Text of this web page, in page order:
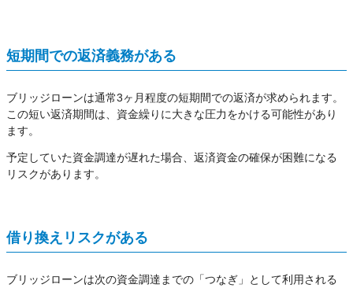
短期間での返済義務がある
ブリッジローンは通常3ヶ月程度の短期間での返済が求められます。
この短い返済期間は、資金繰りに大きな圧力をかける可能性があり
ます。
予定していた資金調達が遅れた場合、返済資金の確保が困難になる
リスクがあります。
借り換えリスクがある
ブリッジローンは次の資金調達までの「つなぎ」として利用される